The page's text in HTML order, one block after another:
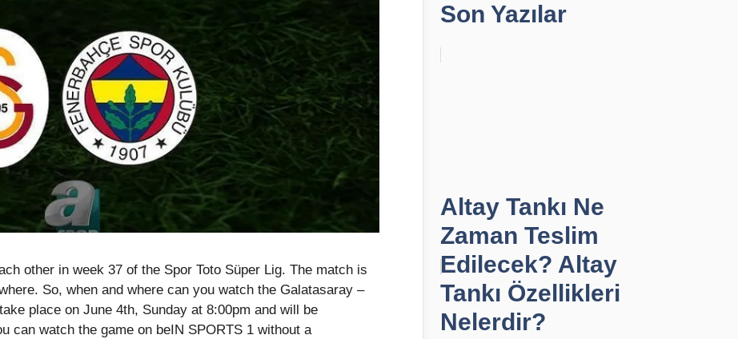
other in week 37 of the Spor Toto Süper Lig. The match is
So, when and where can you watch the Galatasaray –
place on June 4th, Sunday at 8:00pm and will be
can watch the game on beIN SPORTS 1 without a
Son Yazılar
Altay Tankı Ne
Zaman Teslim
Edilecek? Altay
Tankı Özellikleri
Nelerdir?